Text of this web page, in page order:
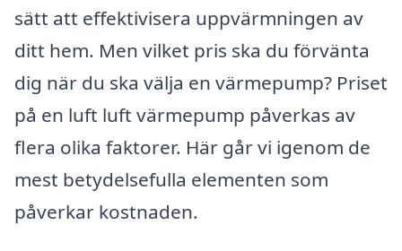
sätt att effektivisera uppvärmningen av
ditt hem. Men vilket pris ska du förvänta
dig när du ska välja en värmepump? Priset
på en luft luft värmepump påverkas av
flera olika faktorer. Här går vi igenom de
mest betydelsefulla elementen som
påverkar kostnaden.